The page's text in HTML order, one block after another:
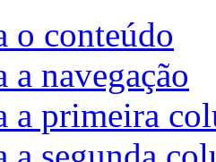
o conteúdo
a navegação
a primeira